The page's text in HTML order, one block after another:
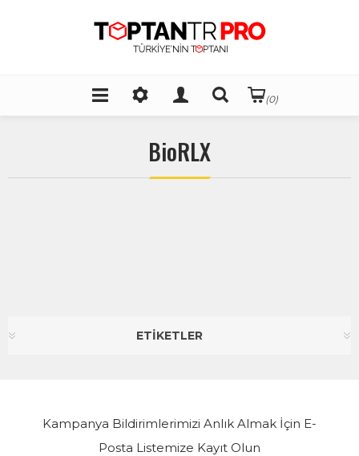
(0)
BioRLX
ETİKETLER
Kampanya Bildirimlerimizi Anlık Almak İçin E-
Posta Listemize Kayıt Olun